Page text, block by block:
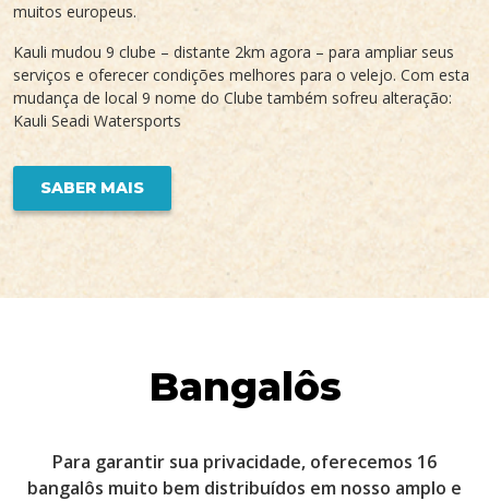
muitos europeus.
Kauli mudou 9 clube – distante 2km agora – para ampliar seus
serviços e oferecer condições melhores para o velejo. Com esta
mudança de local 9 nome do Clube também sofreu alteração:
Kauli Seadi Watersports
SABER MAIS
Bangalôs
Para garantir sua privacidade, oferecemos 16
bangalôs muito bem distribuídos em nosso amplo e